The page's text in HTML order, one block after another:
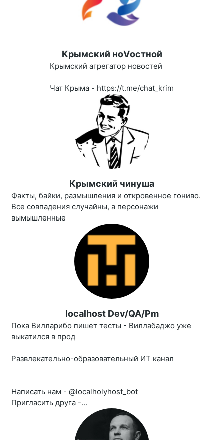
Крымский ноVостной
Крымский агрегатор новостей
Чат Крыма - https://t.me/chat_krim
Крымский чинуша
Факты, байки, размышления и откровенное гониво.
Все совпадения случайны, а персонажи
вымышленные
localhost Dev/QA/Pm
Пока Вилларибо пишет тесты - Виллабаджо уже
выкатился в прод
Развлекательно-образовательный ИТ канал
Написать нам - @localholyhost_bot
Пригласить друга -...